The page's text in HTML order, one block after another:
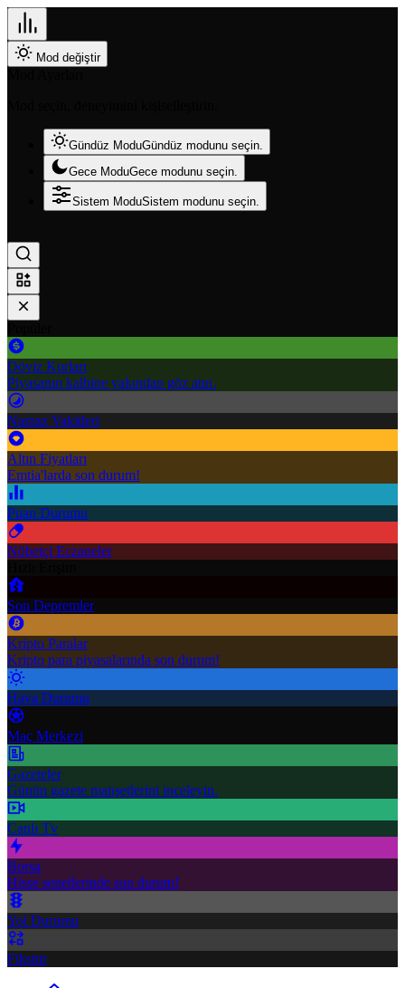
Mod değiştir
Gündüz ModuGündüz modunu seçin.
Gece ModuGece modunu seçin.
Sistem ModuSistem modunu seçin.
Döviz Kurları
Piyasanın kalbine yakından göz atın.
Namaz Vakitleri
Altın Fiyatları
Emtia'larda son durum!
Puan Durumu
Nöbetçi Eczaneler
Son Depremler
Kripto Paralar
Kripto para piyasalarında son durum!
Hava Durumu
Maç Merkezi
Gazeteler
Günün gazete manşetlerini inceleyin.
Canlı Tv
Borsa
Hisse senetlerinde son durum!
Yol Durumu
Fikstür